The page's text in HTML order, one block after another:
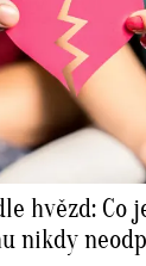
hvězd: Co
nikdy